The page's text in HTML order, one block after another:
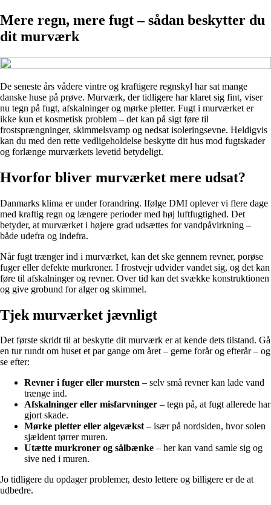
Mere regn, mere fugt – sådan beskytter du
dit murværk
De seneste års vådere vintre og kraftigere regnskyl har sat mange
danske huse på prøve. Murværk, der tidligere har klaret sig fint, viser
nu tegn på fugt, afskalninger og mørke pletter. Fugt i murværket er
ikke kun et kosmetisk problem – det kan på sigt føre til
frostsprængninger, skimmelsvamp og nedsat isoleringsevne. Heldigvis
kan du med den rette vedligeholdelse beskytte dit hus mod fugtskader
og forlænge murværkets levetid betydeligt.
Hvorfor bliver murværket mere udsat?
Danmarks klima er under forandring. Ifølge DMI oplever vi flere dage
med kraftig regn og længere perioder med høj luftfugtighed. Det
betyder, at murværket i højere grad udsættes for vandpåvirkning –
både udefra og indefra.
Når fugt trænger ind i murværket, kan det ske gennem revner, porøse
fuger eller defekte murkroner. I frostvejr udvider vandet sig, og det kan
føre til afskalninger og revner. Over tid kan det svække konstruktionen
og give grobund for alger og skimmel.
Tjek murværket jævnligt
Det første skridt til at beskytte dit murværk er at kende dets tilstand. Gå
en tur rundt om huset et par gange om året – gerne forår og efterår – og
se efter:
Revner i fuger eller mursten – selv små revner kan lade vand
trænge ind.
Afskalninger eller misfarvninger – tegn på, at fugt allerede har
gjort skade.
Mørke pletter eller algevækst– især på nordsiden, hvor solen
sjældent tørrer muren.
Utætte murkroner og sålbænke – her kan vand samle sig og
sive ned i muren.
Jo tidligere du opdager problemer, desto lettere og billigere er de at
udbedre.